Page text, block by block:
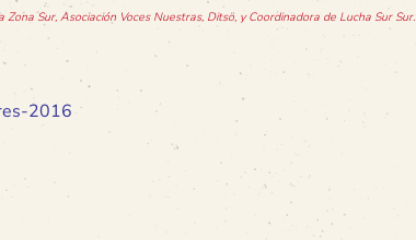
Sur, Asociación Voces Nuestras, Ditsö, y Coordinadora de Lucha Sur Sur.
2016